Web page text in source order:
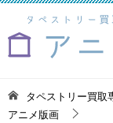
タペストリー買取
アニメ版画